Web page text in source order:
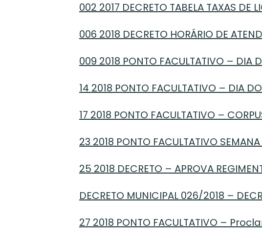
002 2017 DECRETO TABELA TAXAS DE
006 2018 DECRETO HORÁRIO DE
009 2018 PONTO FACULTATIVO – DIA
14 2018 PONTO FACULTATIVO – DIA
17 2018 PONTO FACULTATIVO –
23 2018 PONTO FACULTATIVO SEMANA
25 2018 DECRETO – APROVA
DECRETO MUNICIPAL 026/2018 –
27 2018 PONTO FACULTATIVO –